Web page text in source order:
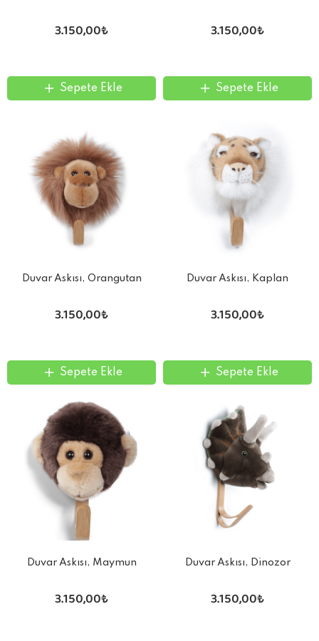
3.150,00₺
Sepete Ekle
3.150,00₺
Sepete Ekle
Duvar Askısı, Orangutan
3.150,00₺
Sepete Ekle
Duvar Askısı, Kaplan
3.150,00₺
Sepete Ekle
Duvar Askısı, Maymun
3.150,00₺
Duvar Askısı, Dinozor
3.150,00₺